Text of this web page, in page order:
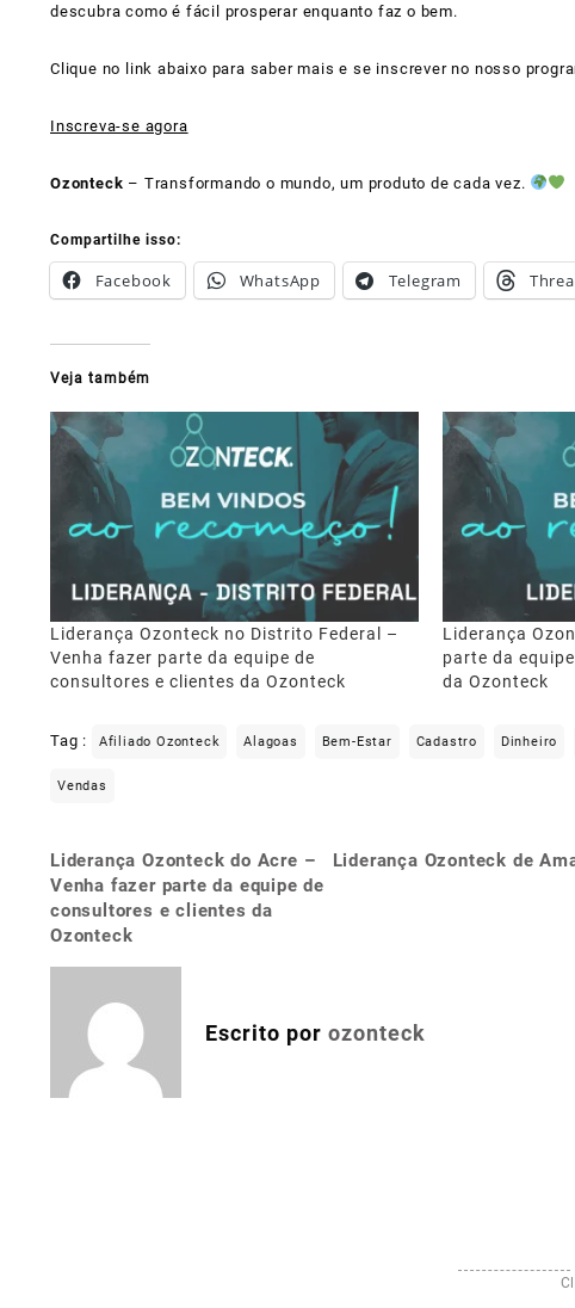
descubra como é fácil prosperar enquanto faz o bem.
Clique no link abaixo para saber mais e se inscrever no nosso
Inscreva-se agora
Ozonteck – Transformando o mundo, um produto de cada vez.
Compartilhe isso:
Facebook WhatsApp Telegram
Veja também
Liderança Ozonteck no Distrito Federal –
Venha fazer parte da equipe de
consultores e clientes da Ozonteck
Liderança
parte da
da Ozonteck
Tag : Afiliado Ozonteck Alagoas Bem-Estar Cadastro Dinheiro
Vendas
Navegação
de
Liderança Ozonteck do Acre –
Venha fazer parte da equipe de
consultores e clientes da
Ozonteck
Liderança Ozonteck de
Escrito por ozonteck